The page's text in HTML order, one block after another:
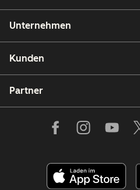
Unternehmen
Kunden
Partner